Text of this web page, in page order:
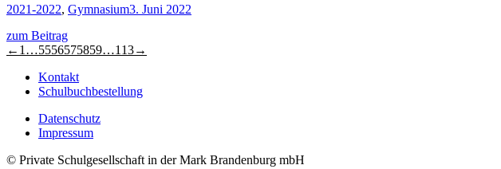
2021-2022, Gymnasium3. Juni 2022
zum Beitrag
← 1 …5556575859…113→
Kontakt
Schulbuchbestellung
Datenschutz
Impressum
© Private Schulgesellschaft in der Mark Brandenburg mbH